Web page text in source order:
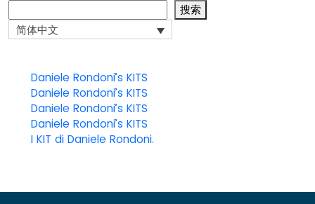
搜索
简体中文
Daniele Rondoni’s KITS
Daniele Rondoni’s KITS
Daniele Rondoni’s KITS
Daniele Rondoni’s KITS
I KIT di Daniele Rondoni.